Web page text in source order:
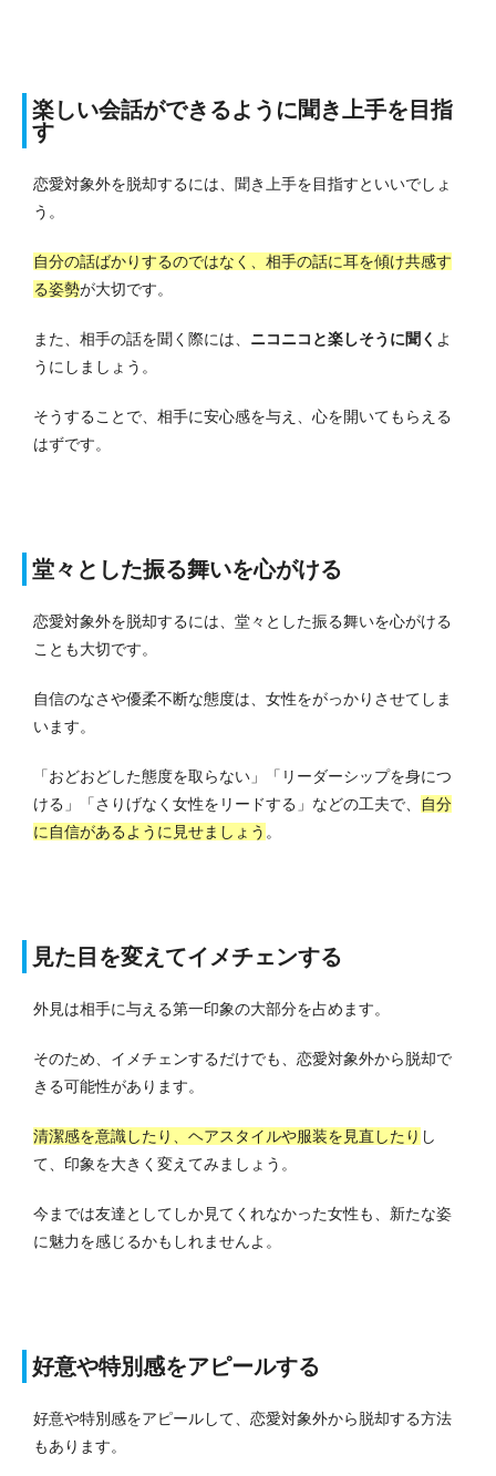
楽しい会話ができるように聞き上手を目指
す
恋愛対象外を脱却するには、聞き上手を目指すといいでしょ
う。
自分の話ばかりするのではなく、相手の話に耳を傾け共感す
る姿勢が大切です。
また、相手の話を聞く際には、 ニコニコと楽しそうに聞く よ
うにしましょう。
そうすることで、相手に安心感を与え、心を開いてもらえる
はずです。
堂々とした振る舞いを心がける
恋愛対象外を脱却するには、堂々とした振る舞いを心がける
ことも大切です。
自信のなさや優柔不断な態度は、女性をがっかりさせてしま
います。
「おどおどした態度を取らない」「リーダーシップを身につ
ける」「さりげなく女性をリードする」などの工夫で、
自分
に自信があるように見せましょう 。
見た目を変えてイメチェンする
外見は相手に与える第一印象の大部分を占めます。
そのため、イメチェンするだけでも、恋愛対象外から脱却で
きる可能性があります。
清潔感を意識したり、ヘアスタイルや服装を見直したり し
て、印象を大きく変えてみましょう。
今までは友達としてしか見てくれなかった女性も、新たな姿
に魅力を感じるかもしれませんよ。
好意や特別感をアピールする
好意や特別感をアピールして、恋愛対象外から脱却する方法
もあります。